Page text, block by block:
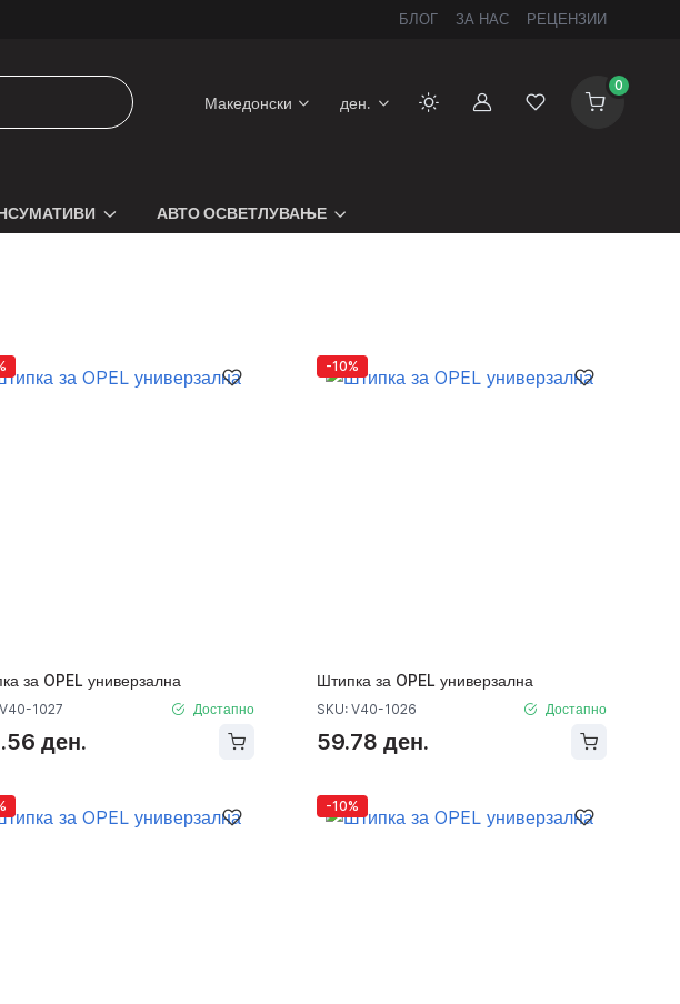
БЛОГ ЗА НАС РЕЦЕНЗИИ
Македонски ден. СметкаЛиста на желби
0
АВТО ОСВЕТЛУВАЊЕ
за OPEL универзална
1027 Достапно
ден.
-10%
Штипка за OPEL универзална
SKU: V40-1026 Достапно
59.78 ден.
-10%